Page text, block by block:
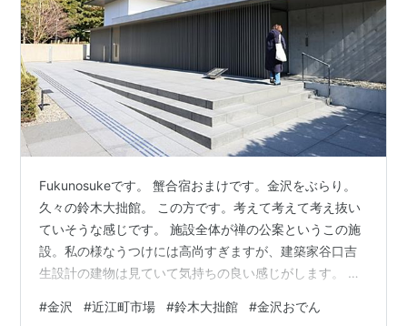
Fukunosukeです。 蟹合宿おまけです。金沢をぶらり。
久々の鈴木大拙館。 この方です。考えて考えて考え抜い
ていそうな感じです。 施設全体が禅の公案というこの施
設。私の様なうつけには高尚すぎますが、建築家谷口吉
生設計の建物は見ていて気持ちの良い感じがします。 思
ら見るとどの面も同じように見えます。 しかし、中から
#金沢 #近江町市場 #鈴木大拙館 #金沢おでん